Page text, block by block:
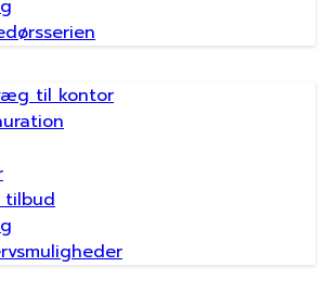
til kontor
tilbud